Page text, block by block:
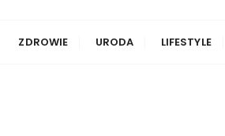
ZDROWIE URODA LIFESTYLE